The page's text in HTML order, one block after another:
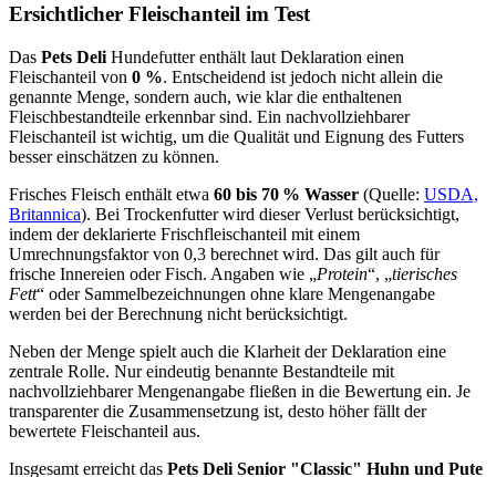
Ersichtlicher Fleischanteil im Test
Das Pets Deli Hundefutter enthält laut Deklaration einen
Fleischanteil von 0 %. Entscheidend ist jedoch nicht allein die
genannte Menge, sondern auch, wie klar die enthaltenen
Fleischbestandteile erkennbar sind. Ein nachvollziehbarer
Fleischanteil ist wichtig, um die Qualität und Eignung des Futters
besser einschätzen zu können.
Frisches Fleisch enthält etwa 60 bis 70 % Wasser (Quelle: USDA,
Britannica). Bei Trockenfutter wird dieser Verlust berücksichtigt,
indem der deklarierte Frischfleischanteil mit einem
Umrechnungsfaktor von 0,3 berechnet wird. Das gilt auch für
frische Innereien oder Fisch. Angaben wie „Protein“, „tierisches
Fett“ oder Sammelbezeichnungen ohne klare Mengenangabe
werden bei der Berechnung nicht berücksichtigt.
Neben der Menge spielt auch die Klarheit der Deklaration eine
zentrale Rolle. Nur eindeutig benannte Bestandteile mit
nachvollziehbarer Mengenangabe fließen in die Bewertung ein. Je
transparenter die Zusammensetzung ist, desto höher fällt der
bewertete Fleischanteil aus.
Insgesamt erreicht das Pets Deli Senior "Classic" Huhn und Pute